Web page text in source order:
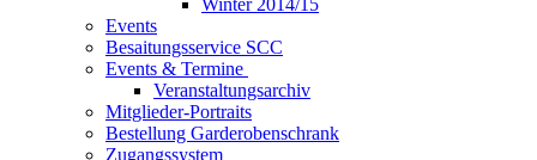
Winter 2014/15
Events
Besaitungsservice SCC
Events & Termine
Veranstaltungsarchiv
Mitglieder-Portraits
Bestellung Garderobenschrank
Zugangssystem